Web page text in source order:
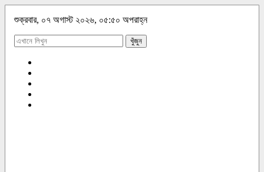
শুক্রবার, ০৭ অগাস্ট ২০২৬, ০৫:৫০ অপরাহ্ন
খুঁজুন